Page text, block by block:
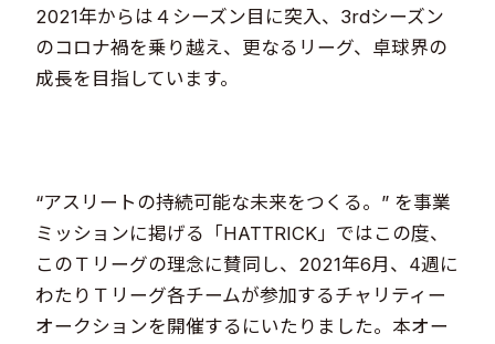
2021年からは４シーズン目に突入、3rdシーズン
のコロナ禍を乗り越え、更なるリーグ、卓球界の
成長を目指しています。
“アスリートの持続可能な未来をつくる。” を事業
ミッションに掲げる「HATTRICK」ではこの度、
このＴリーグの理念に賛同し、2021年6月、4週に
わたりＴリーグ各チームが参加するチャリティー
オークションを開催するにいたりました。本オー